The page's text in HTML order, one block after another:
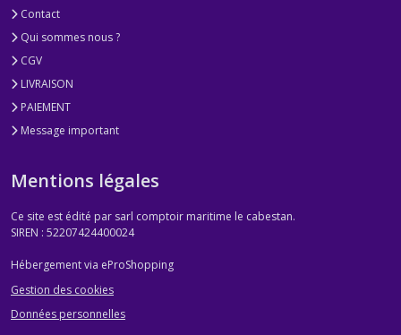
Contact
Qui sommes nous ?
CGV
LIVRAISON
PAIEMENT
Message important
Mentions légales
Ce site est édité par sarl comptoir maritime le cabestan.
SIREN : 52207424400024
Hébergement via eProShopping
Gestion des cookies
Données personnelles